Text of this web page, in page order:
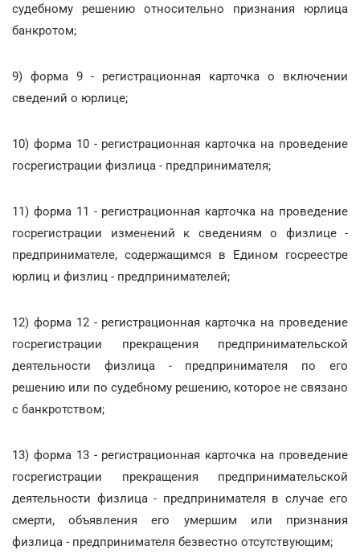
судебному решению относительно признания юрлица
банкротом;
9) форма 9 - регистрационная карточка о включении
сведений о юрлице;
10) форма 10 - регистрационная карточка на проведение
госрегистрации физлица - предпринимателя;
11) форма 11 - регистрационная карточка на проведение
госрегистрации изменений к сведениям о физлице -
предпринимателе, содержащимся в Едином госреестре
юрлиц и физлиц - предпринимателей;
12) форма 12 - регистрационная карточка на проведение
госрегистрации прекращения предпринимательской
деятельности физлица - предпринимателя по его
решению или по судебному решению, которое не связано
с банкротством;
13) форма 13 - регистрационная карточка на проведение
госрегистрации прекращения предпринимательской
деятельности физлица - предпринимателя в случае его
смерти, объявления его умершим или признания
физлица - предпринимателя безвестно отсутствующим;